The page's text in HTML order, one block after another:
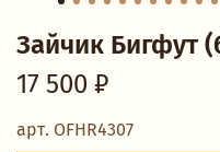
арт. OFHR4307
Зайчик Бигфут
17 500 ₽